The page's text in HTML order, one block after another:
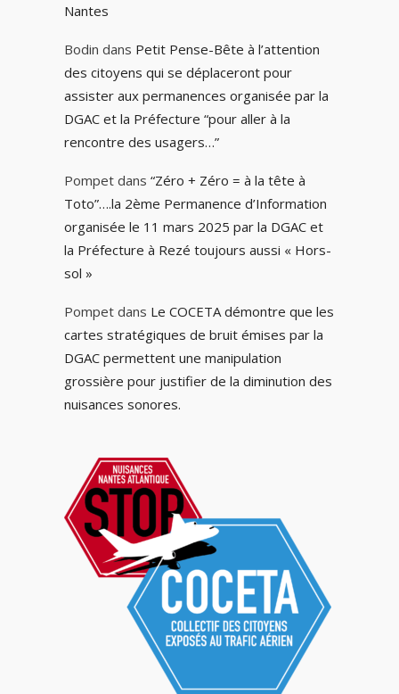
Nantes
Bodin dans Petit Pense-Bête à l’attention
des citoyens qui se déplaceront pour
assister aux permanences organisée par la
DGAC et la Préfecture “pour aller à la
rencontre des usagers…”
Pompetdans “Zéro + Zéro = à la tête à
Toto”….la 2ème Permanence d’Information
organisée le 11 mars 2025 par la DGAC et
la Préfecture à Rezé toujours aussi « Hors-
sol »
Pompetdans Le COCETA démontre que les
cartes stratégiques de bruit émises par la
DGAC permettent une manipulation
grossière pour justifier de la diminution des
nuisances sonores.